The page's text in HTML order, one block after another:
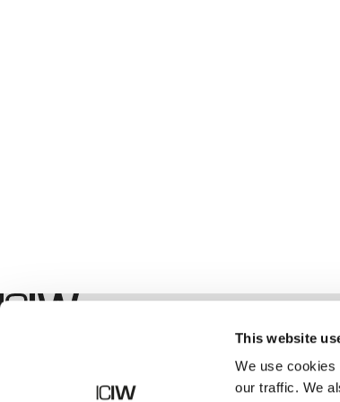
This website
We use cookies
our traffic. We